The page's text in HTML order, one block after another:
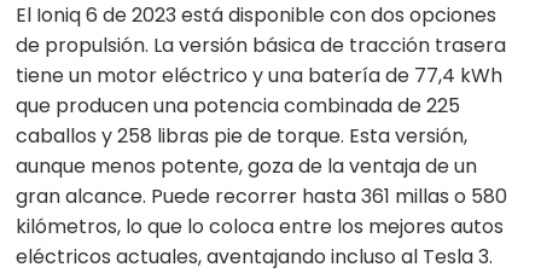
El Ioniq 6 de 2023 está disponible con dos opciones
de propulsión. La versión básica de tracción trasera
tiene un motor eléctrico y una batería de 77,4 kWh
que producen una potencia combinada de 225
caballos y 258 libras pie de torque. Esta versión,
aunque menos potente, goza de la ventaja de un
gran alcance. Puede recorrer hasta 361 millas o 580
kilómetros, lo que lo coloca entre los mejores autos
eléctricos actuales, aventajando incluso al Tesla 3.